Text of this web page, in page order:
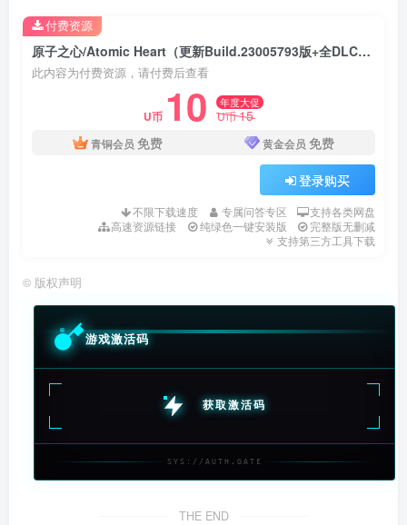
原子之心/Atomic Heart（更新Build.23005793版+全DLC+中文语音）
此内容为付费资源，请付费后查看
U币 10 年度大促
U币15
青铜会员 免费 黄金会员 免费
登录购买
不限下载速度 专属问答专区
支持各类网盘
高速资源链接
纯绿色一键安装版
完整版无删减
支持第三方工具下载
付费资源
© 版权声明
游戏激活码
获取激活码
SYS://AUTH.GATE
THE END